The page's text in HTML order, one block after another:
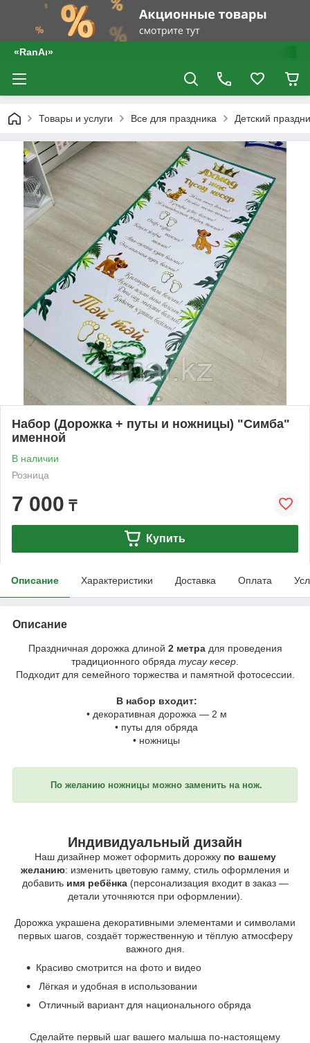
«RanAı»
Товары и услуги Все для праздника Детский
Набор (Дорожка + путы и ножницы) "Симба"
именной
В наличии
Розница
7 000 ₸
Купить
Описание Характеристики Доставка Оплата
Описание
Праздничная дорожка длиной 2 метрадля проведения
традиционного обряда тусау кесер
Подходит для семейного торжества и памятной фотосессии.
В набор входит:
• декоративная дорожка — 2 м
• путы для обряда
• ножницы
По желанию ножницы можно заменить на нож.
Индивидуальный дизайн
Наш дизайнер может оформить дорожку по вашему
желанию: изменить цветовую гамму, стиль оформления и
добавить имя ребёнка(персонализация входит в заказ —
детали уточняются при оформлении).
Дорожка украшена декоративными элементами и символами
первых шагов, создаёт торжественную и тёплую атмосферу
важного дня.
Красиво смотрится на фото и видео
Лёгкая и удобная в использовании
Отличный вариант для национального обряда
Сделайте первый шаг вашего малыша по-настоящему